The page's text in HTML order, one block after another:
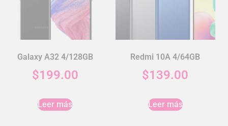
Galaxy A32 4/128GB
$199.00
Leer más
Redmi 10A 4/64GB
$139.00
Leer más